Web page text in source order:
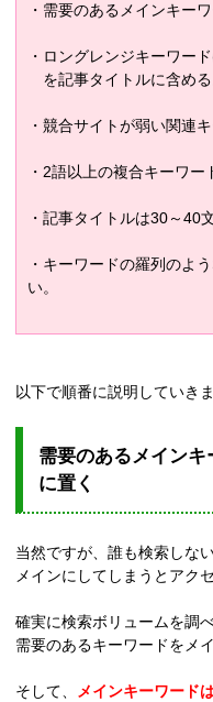
・需要のあるメインキー
・ロングレンジキーワー
を記事タイトルに含める
・競合サイトが弱い関連
・2語以上の複合キーワー
・記事タイトルは30～40
・キーワードの羅列のよ
い。
以下で順番に説明していきま
需要のあるメイン
に置く
当然ですが、誰も検索しな
メインにしてしまうとアク
確実に検索ボリュームを調
需要のあるキーワードをメ
そして、 メインキーワード